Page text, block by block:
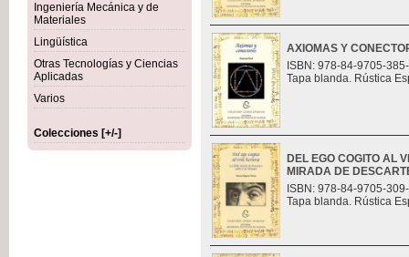
Ingeniería Mecánica y de
Materiales
Lingüística
Otras Tecnologías y Ciencias
Aplicadas
Varios
Colecciones [+/-]
AXIOMAS Y
ISBN: 978-84-9705-
Tapa blanda. Rústica
DEL EGO COGITO AL
MIRADA DE
ISBN: 978-84-9705-
Tapa blanda. Rústica